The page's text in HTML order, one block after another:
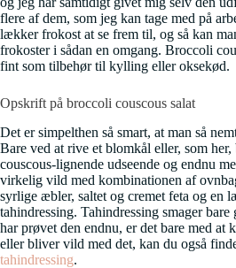
flere af dem, som jeg kan tage med på
lækker frokost at se frem til, og så kan
frokoster i sådan en omgang. Broccoli
fint som tilbehør til kylling eller oksekød.
Opskrift på broccoli couscous salat
Det er simpelthen så smart, at man så
Bare ved at rive et blomkål eller, som
couscous-lignende udseende og endnu
virkelig vild med kombinationen af
syrlige æbler, saltet og cremet feta og en
tahindressing. Tahindressing smager
har prøvet den endnu, er det bare med at
eller bliver vild med det, kan du også
tahindressing.